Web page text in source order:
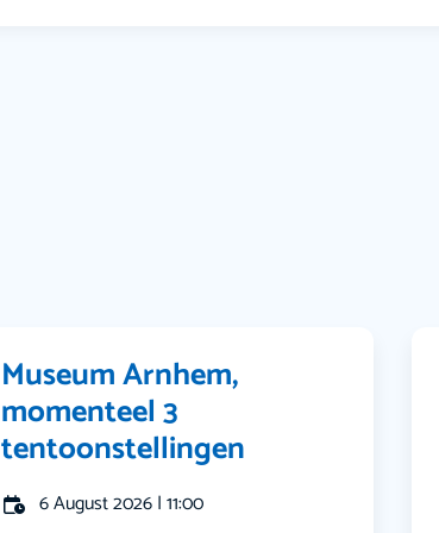
Museum Arnhem,
momenteel 3
tentoonstellingen
6 August 2026 | 11:00